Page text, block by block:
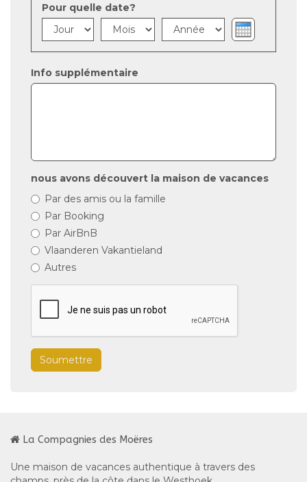
Pour quelle date?
Jour
Mois Année
Info supplémentaire
nous avons découvert la maison de vacances
Par des amis ou la famille
Par Booking
Par AirBnB
Vlaanderen Vakantieland
Autres
Soumettre
La Compagnies des Moëres
Une maison de vacances authentique à travers des